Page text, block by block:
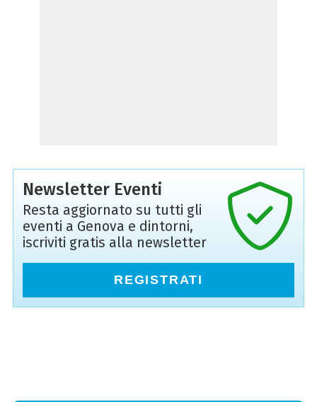
Newsletter Eventi
Resta aggiornato su tutti gli
eventi a Genova e dintorni,
iscriviti gratis alla newsletter
REGISTRATI